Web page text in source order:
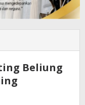
Beliung